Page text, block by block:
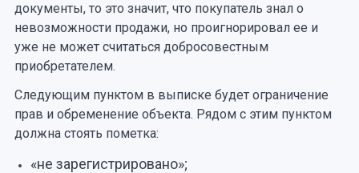
документы, то это значит, что покупатель знал о
невозможности продажи, но проигнорировал ее и
уже не может считаться добросовестным
приобретателем.
Следующим пунктом в выписке будет ограничение
прав и обременение объекта. Рядом с этим пунктом
должна стоять пометка:
«не зарегистрировано»;